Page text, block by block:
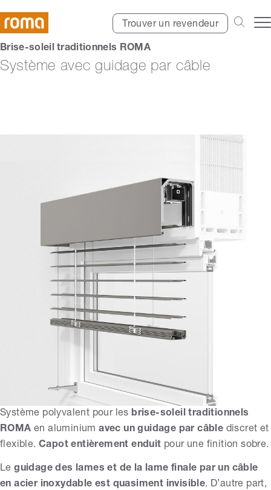
Trouver un revendeur
Brise-soleil traditionnels ROMA
Système avec guidage par câble
Système polyvalent pour les brise-soleil traditionnels
ROMA en aluminium avec un guidage par câble discret et
flexible.Capot entièrement enduit pour une finition sobre.
Leguidage des lames et de la lame finale par un câble
en acier inoxydable est quasiment invisible. D’autre part,